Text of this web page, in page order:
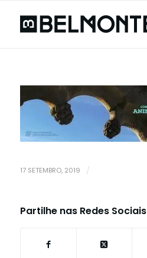
17 SETEMBRO, 2019 /
Partilhe nas Redes Sociais